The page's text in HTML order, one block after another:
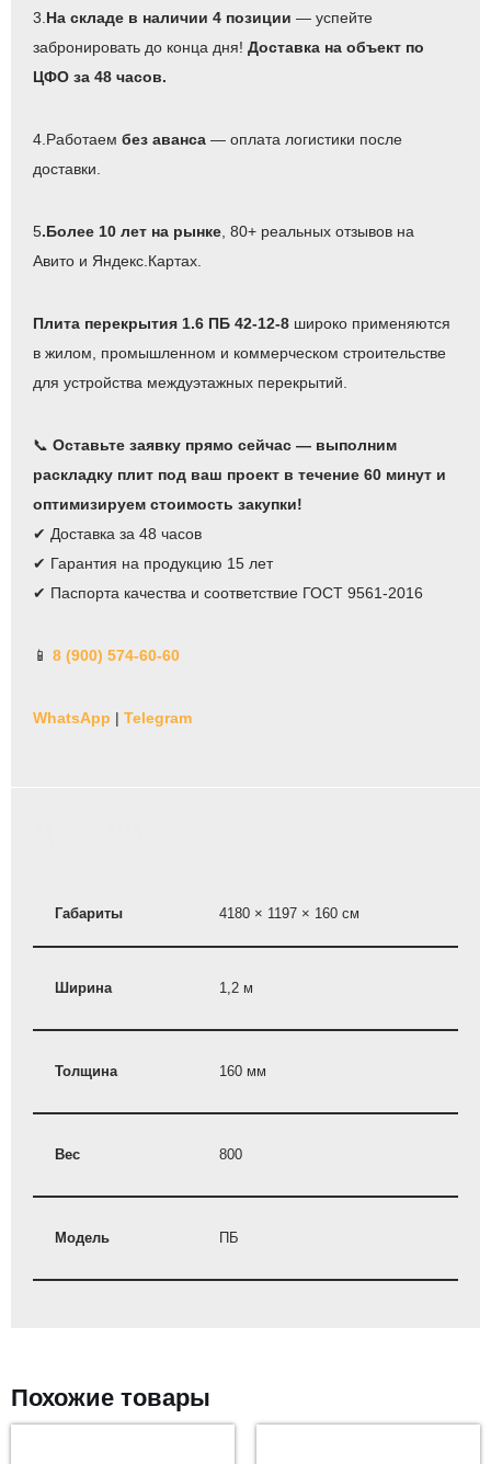
3.На складе в наличии 4 позиции — успейте
забронировать до конца дня! Доставка на объект по
ЦФО за 48 часов.
4.Работаем без аванса — оплата логистики после
доставки.
5.Более 10 лет на рынке, 80+ реальных отзывов на
Авито и Яндекс.Картах.
Плита перекрытия 1.6 ПБ 42-12-8 широко применяются
в жилом, промышленном и коммерческом строительстве
для устройства междуэтажных перекрытий.
📞 Оставьте заявку прямо сейчас — выполним
раскладку плит под ваш проект в течение 60 минут и
оптимизируем стоимость закупки!
✔ Доставка за 48 часов
✔ Гарантия на продукцию 15 лет
✔ Паспорта качества и соответствие ГОСТ 9561-2016
📱 8 (900) 574-60-60
WhatsApp | Telegram
Габариты 4180 × 1197 × 160 см
Ширина 1,2 м
Толщина 160 мм
Вес 800
Модель ПБ
Похожие товары